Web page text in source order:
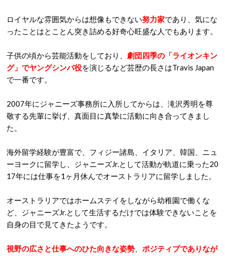
ロイヤルな雰囲気からは想像もできない努力家であり、気にな
ったことはとことん突き詰める好奇心旺盛な人でもあります。
子供の頃から芸能活動をしており、 劇団四季の「ライオンキン
グ」でヤングシンバ役を演じるなど芸歴の長さはTravis Japan
で一番です。
2007年にジャニーズ事務所に入所してからは、滝沢秀明を尊
敬する先輩に挙げ、真面目に真摯に活動に向き合ってきまし
た。
海外留学経験が豊富で、フィジー諸島、イタリア、韓国、ニュ
ーヨークに留学し、ジャニーズJr.として活動が軌道に乗った20
17年には仕事を1ヶ月休んでオーストラリアに留学しました。
オーストラリアではホームステイをしながら幼稚園で働くな
ど、ジャニーズJr.として生活するだけでは体験できないことを
自身の目で見てきたようです。
視野の広さと仕事へのひた向きな姿勢
ポジティブでありなが